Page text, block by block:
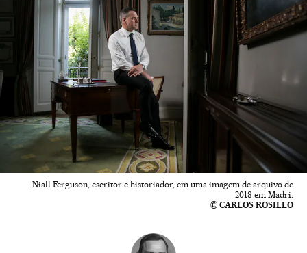
Niall Ferguson, escritor e historiador, em uma imagem de arquivo de
2018 em Madri.
© CARLOS ROSILLO